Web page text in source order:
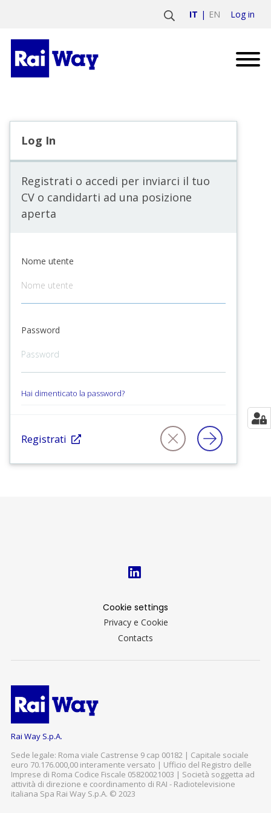
IT EN Log in
Log In
Registrati o accedi per inviarci il tuo
CV o candidarti ad una posizione
aperta
Nome utente
Password
Hai dimenticato la password?
Registrati
Cookie settings
Privacy e Cookie
Contacts
Rai Way S.p.A.
Sede legale: Roma viale Castrense 9 cap 00182 | Capitale sociale
euro 70.176.000,00 interamente versato | Ufficio del Registro delle
Imprese di Roma Codice Fiscale 05820021003 | Società soggetta ad
attività di direzione e coordinamento di RAI - Radiotelevisione
italiana Spa Rai Way S.p.A. © 2023